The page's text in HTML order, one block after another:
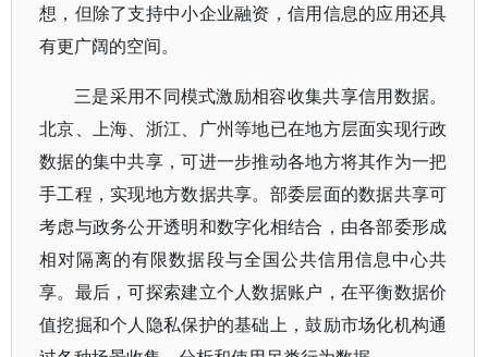
想，但除了支持中小企业融资，信用信息的应用还具
有更广阔的空间。
三是采用不同模式激励相容收集共享信用数据。
北京、上海、浙江、广州等地已在地方层面实现行政
数据的集中共享，可进一步推动各地方将其作为一把
手工程，实现地方数据共享。部委层面的数据共享可
考虑与政务公开透明和数字化相结合，由各部委形成
相对隔离的有限数据段与全国公共信用信息中心共
享。最后，可探索建立个人数据账户，在平衡数据价
值挖掘和个人隐私保护的基础上，鼓励市场化机构通